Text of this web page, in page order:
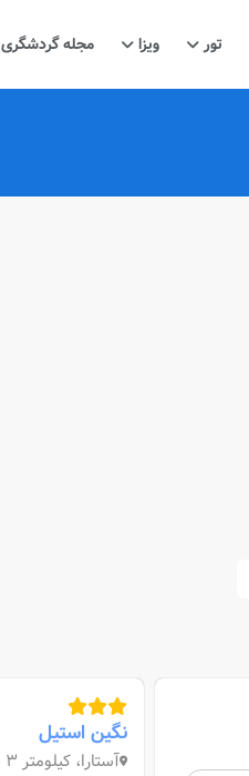
تور ویزا مجله گردشگری
نگین استیل
آستارا، کیلومتر 3 جاده آستارا، کوی استیل، جنب دریاچه استیل